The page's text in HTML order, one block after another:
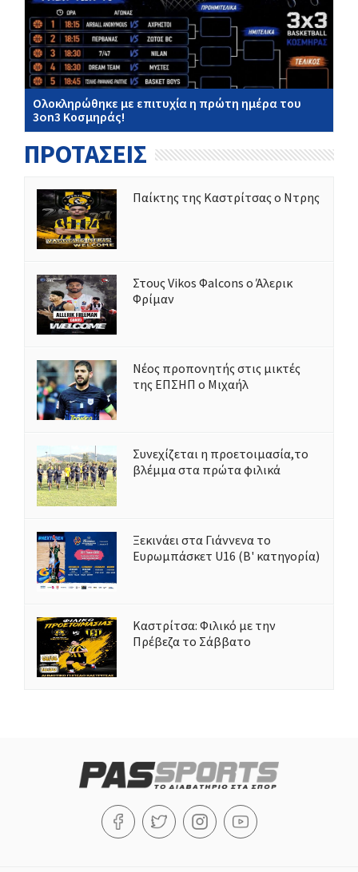
Ολοκληρώθηκε με επιτυχία η πρώτη ημέρα του
3on3 Κοσμηράς!
ΠΡΟΤΑΣΕΙΣ
Παίκτης της Καστρίτσας ο Ντρης
Στους Vikos Φalcons ο Άλερικ
Φρίμαν
Νέος προπονητής στις μικτές
της ΕΠΣΗΠ ο Μιχαήλ
Συνεχίζεται η προετοιμασία,το
βλέμμα στα πρώτα φιλικά
Ξεκινάει στα Γιάννενα το
Ευρωμπάσκετ U16 (Β' κατηγορία)
Καστρίτσα: Φιλικό με την
Πρέβεζα το Σάββατο